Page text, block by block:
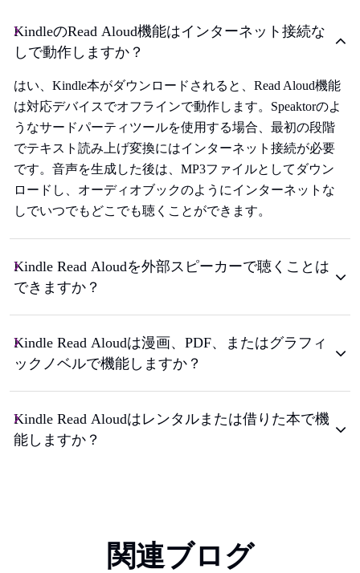
KindleのRead Aloud機能はインターネット接続な
しで動作しますか？
はい、Kindle本がダウンロードされると、Read Aloud機能
は対応デバイスでオフラインで動作します。Speaktorのよ
うなサードパーティツールを使用する場合、最初の段階
でテキスト読み上げ変換にはインターネット接続が必要
です。音声を生成した後は、MP3ファイルとしてダウン
ロードし、オーディオブックのようにインターネットな
しでいつでもどこでも聴くことができます。
Kindle Read Aloudを外部スピーカーで聴くことは
できますか？
Kindle Read Aloudは漫画、PDF、またはグラフィ
ックノベルで機能しますか？
Kindle Read Aloudはレンタルまたは借りた本で機
能しますか？
関連ブログ